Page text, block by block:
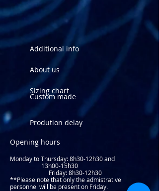
Additional info
About us
Sizing chart
Custom made
Prodution delay
Opening hours
Monday to Thursday: 8h30-12h30 and
13h00-15h30
Friday: 8h30-12h30
**Please note that only the admistrative
personnel will be present on Friday.​